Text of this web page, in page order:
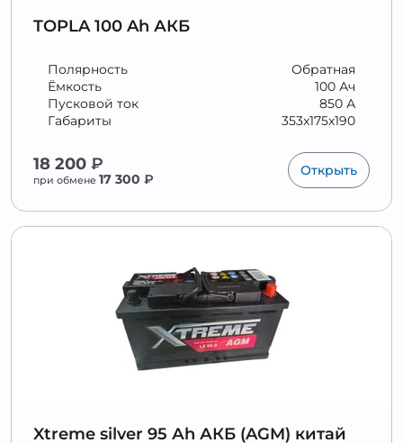
TOPLA 100 Ah АКБ
Обратная
Полярность
100 Ач
Ёмкость
850 А
Пусковой ток
353x175x190
Габариты
18 200 ₽
при обмене 17 300 ₽
Открыть
Xtreme silver 95 Аh АКБ (AGM) китай